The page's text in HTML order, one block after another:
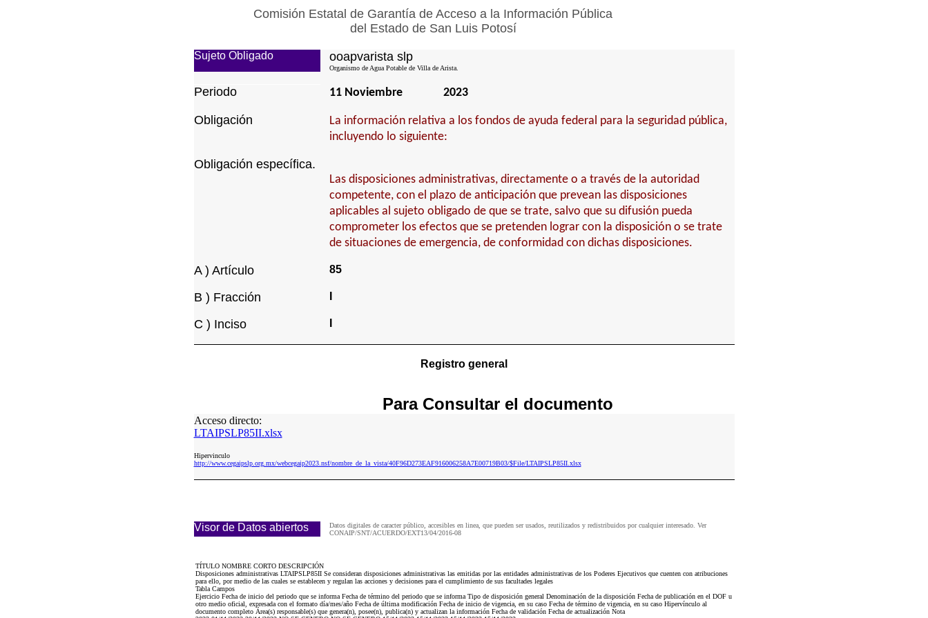
Comisión Estatal de Garantía de Acceso a la Información Pública
del Estado de San Luis Potosí
Sujeto Obligado ooapvarista slp
Organismo de Agua Potable de Villa de Arista.
Periodo 11 Noviembre 2023
Obligación
La información relativa a los fondos de ayuda federal para la seguridad pública,
incluyendo lo siguiente:
Obligación específica.
Las disposiciones administrativas, directamente o a través de la autoridad
competente, con el plazo de anticipación que prevean las disposiciones
aplicables al sujeto obligado de que se trate, salvo que su difusión pueda
comprometer los efectos que se pretenden lograr con la disposición o se trate
de situaciones de emergencia, de conformidad con dichas disposiciones.
A ) Artículo 85
B ) Fracción
C ) Inciso
Registro general
Para Consultarel documento
Acceso directo:
LTAIPSLP85II.xlsx
Hipervinculo
http://www.cegaipslp.org.mx/webcegaip2023.nsf/nombre_de_la_vista/40F96D273EAF916006258A7E00719B03/$File/LTAIPSLP85II.xlsx
Visor de Datos abiertos
Datos digitales de caracter público, accesibles en linea, que pueden ser usados, reutilizados y redistribuidos por cualquier interesado. Ver
CONAIP/SNT/ACUERDO/EXT13/04/2016-08
TÍTULO NOMBRE CORTO DESCRIPCIÓN
Disposiciones administrativas LTAIPSLP85II Se consideran disposiciones administrativas las emitidas por las entidades administrativas de los Poderes Ejecutivos que cuenten con atribuciones
para ello, por medio de las cuales se establecen y regulan las acciones y decisiones para el cumplimiento de sus facultades legales
Tabla Campos
Ejercicio Fecha de inicio del periodo que se informa Fecha de término del periodo que se informa Tipo de disposición general Denominación de la disposición Fecha de publicación en el DOF u
otro medio oficial, expresada con el formato día/mes/año Fecha de última modificación Fecha de inicio de vigencia, en su caso Fecha de término de vigencia, en su caso Hipervínculo al
documento completo Área(s) responsable(s) que genera(n), posee(n), publica(n) y actualizan la información Fecha de validación Fecha de actualización Nota